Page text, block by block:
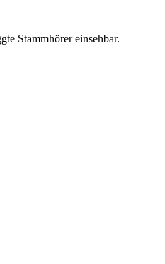
Stammhörer einsehbar.